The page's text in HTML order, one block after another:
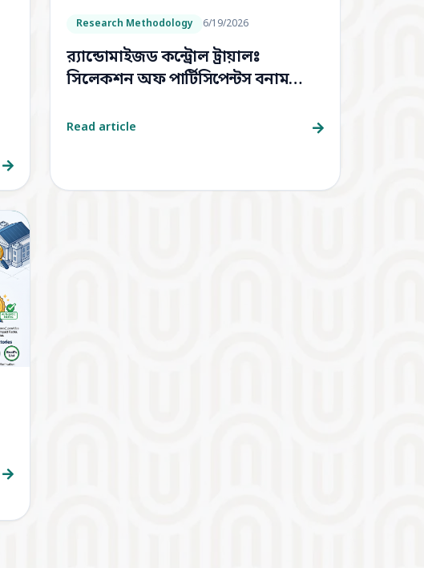
Research Methodology 6/19/2026
র‍্যান্ডোমাইজড কন্ট্রোল ট্রায়ালঃ
সিলেকশন অফ পার্টিসিপেন্টস বনাম
Read article